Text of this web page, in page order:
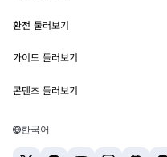
MetaMask Connect
Snaps
웹3 서비스
보안
고객 지원
채용
이더리움 가격
솔라나 가격
테더 가격
환전 둘러보기
ETH를 USD로 환전
USDT를 INR로 환전
BTC를 INR로 환전
가이드 둘러보기
ETH 매수
콘텐츠 둘러보기
솔라나 지갑
한국어